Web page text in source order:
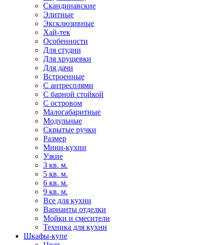
Скандинавские
Элитные
Эксклюзивные
Хай-тек
Особенности
Для студии
Для хрущевки
Для дачи
Встроенные
С антресолями
С барной стойкой
С островом
Малогабаритные
Модульные
Скрытые ручки
Размер
Мини-кухни
Узкие
3 кв. м.
5 кв. м.
6 кв. м.
9 кв. м.
Все для кухни
Варианты отделки
Мойки и смесители
Техника для кухни
Шкафы-купе